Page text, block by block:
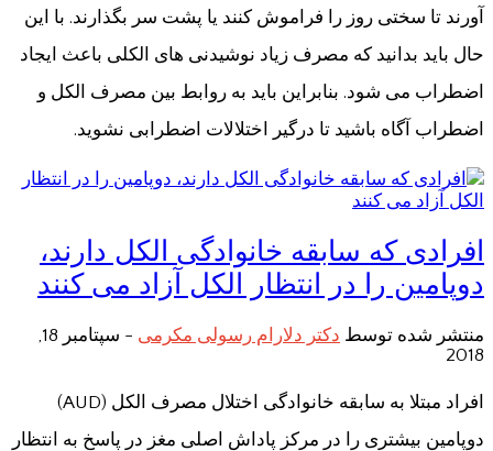
آورند تا سختی روز را فراموش کنند یا پشت سر بگذارند. با این
حال باید بدانید که مصرف زیاد نوشیدنی های الکلی باعث ایجاد
اضطراب می شود. بنابراین باید به روابط بین مصرف الکل و
اضطراب آگاه باشید تا درگیر اختلالات اضطرابی نشوید.
افرادی که سابقه خانوادگی الکل دارند،
دوپامین را در انتظار الکل آزاد می کنند
منتشر شده توسط دکتر دلارام رسولی مکرمی -
سپتامبر 18,
2018
افراد مبتلا به سابقه خانوادگی اختلال مصرف الکل (AUD)
دوپامین بیشتری را در مرکز پاداش اصلی مغز در پاسخ به انتظار